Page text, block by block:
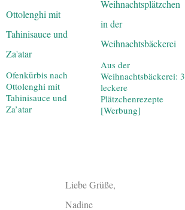
Ofenkürbis nach
Ottolenghi mit
Tahinisauce und
Za’atar
Aus der
Weihnachtsbäckerei: 3
leckere
Plätzchenrezepte
[Werbung]
Liebe Grüße,
Nadine